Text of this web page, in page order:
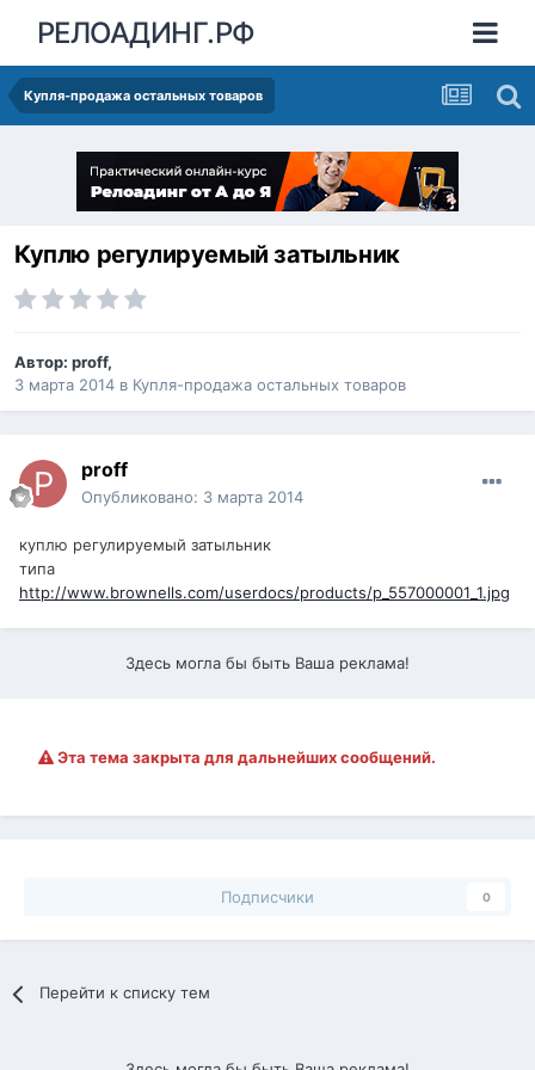
РЕЛОАДИНГ.РФ
Купля-продажа остальных товаров
Куплю регулируемый затыльник
Автор: proff,
3 марта 2014 в Купля-продажа остальных товаров
proff
Опубликовано: 3 марта 2014
куплю регулируемый затыльник
типа
http://www.brownells.com/userdocs/products/p_557000001_1.jpg
Здесь могла бы быть Ваша реклама!
Эта тема закрыта для дальнейших сообщений.
Подписчики 0
Перейти к списку тем